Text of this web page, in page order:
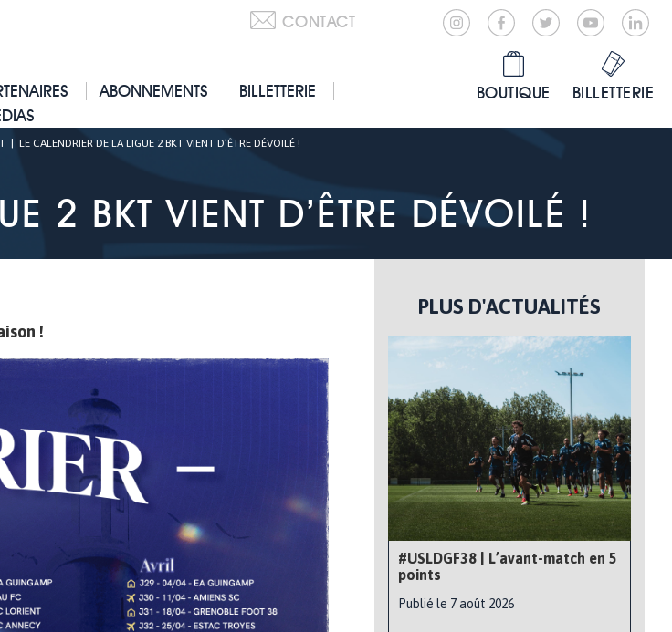
CONTACT
ABONNEMENTS
BILLETTERIE
BOUTIQUE BILLETTERIE
LE CALENDRIER DE LA LIGUE 2 BKT VIENT D’ÊTRE DÉVOILÉ !
2 BKT VIENT D’ÊTRE DÉVOILÉ !
!
PLUS D'ACTUALITÉS
#USLDGF38 | L’avant-match en 5
points
Publié le 7 août 2026